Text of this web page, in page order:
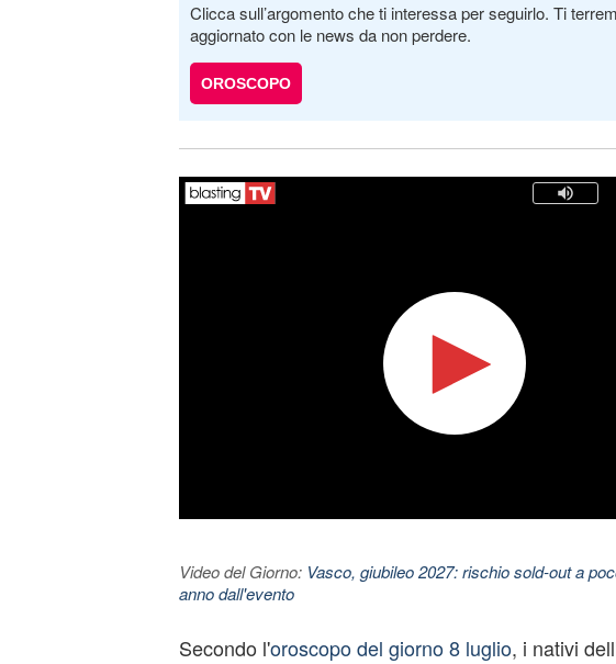
Clicca sull’argomento che ti interessa per seguirlo. Ti
aggiornato con le news da non perdere.
OROSCOPO
Video del Giorno: Vasco, giubileo 2027: rischio sold-out a
anno dall'evento
Secondo l'oroscopo del giorno 8 luglio, i nativi